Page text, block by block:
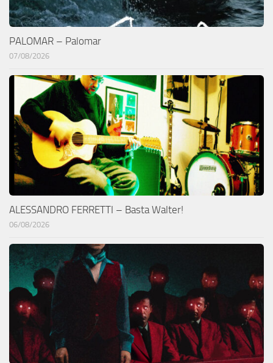
PALOMAR – Palomar
07/08/2026
ALESSANDRO FERRETTI – Basta Walter!
06/08/2026